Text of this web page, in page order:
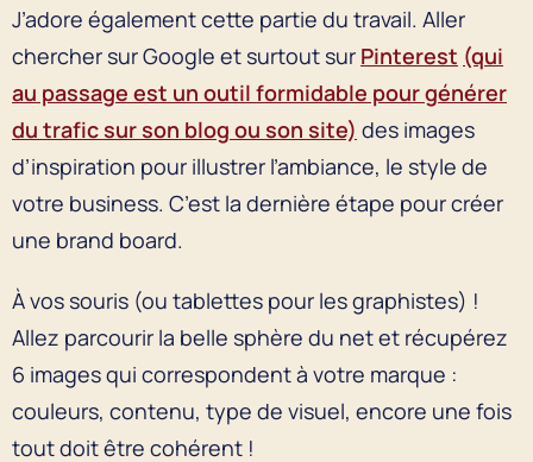
J’adore également cette partie du travail. Aller
chercher sur Google et surtout sur Pinterest (qui
au passage est un outil formidable pour générer
du trafic sur son blog ou son site) des images
d’inspiration pour illustrer l’ambiance, le style de
votre business. C’est la dernière étape pour créer
une brand board.
À vos souris (ou tablettes pour les graphistes) !
Allez parcourir la belle sphère du net et récupérez
6 images qui correspondent à votre marque :
couleurs, contenu, type de visuel, encore une fois
tout doit être cohérent !